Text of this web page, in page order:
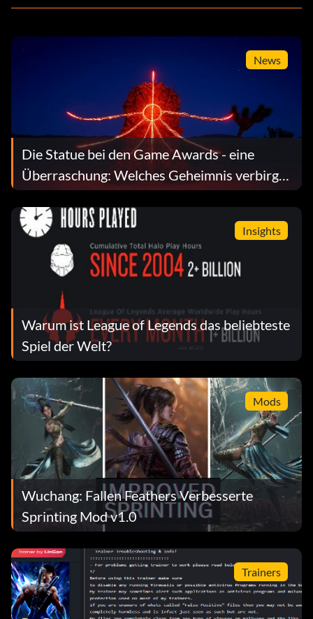
News
Die Statue bei den Game Awards - eine
Überraschung: Welches Geheimnis verbirgt
sich hinter dem Wüstenmonument?
Insights
Warum ist League of Legends das beliebteste
Spiel der Welt?
Mods
Wuchang: Fallen Feathers Verbesserte
Sprinting Mod v1.0
Trainers